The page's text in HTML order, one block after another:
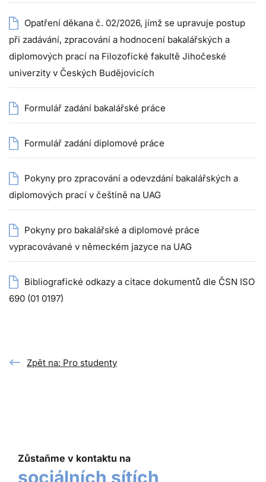
Opatření děkana č. 02/2026, jímž se upravuje postup
při zadávání, zpracování a hodnocení bakalářských a
diplomových prací na Filozofické fakultě Jihočeské
univerzity v Českých Budějovicích
Formulář zadání bakalářské práce
Formulář zadání diplomové práce
Pokyny pro zpracování a odevzdání bakalářských a
diplomových prací v češtině na UAG
Pokyny pro bakalářské a diplomové práce
vypracovávané v německém jazyce na UAG
Bibliografické odkazy a citace dokumentů dle ČSN ISO
690 (01 0197)
Zpět na: Pro studenty
Zůstaňme v kontaktu na
sociálních sítích